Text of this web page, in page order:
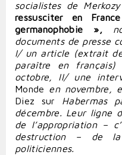
socialistes de
ressusciter en
germanophobie »,
documents de presse
I/ un article (extrait
paraître en français)
octobre, II/ une
Monde en novembre,
Diez sur Habermas
décembre. Leur ligne
de l’appropriation –
destruction – de
politiciennes.